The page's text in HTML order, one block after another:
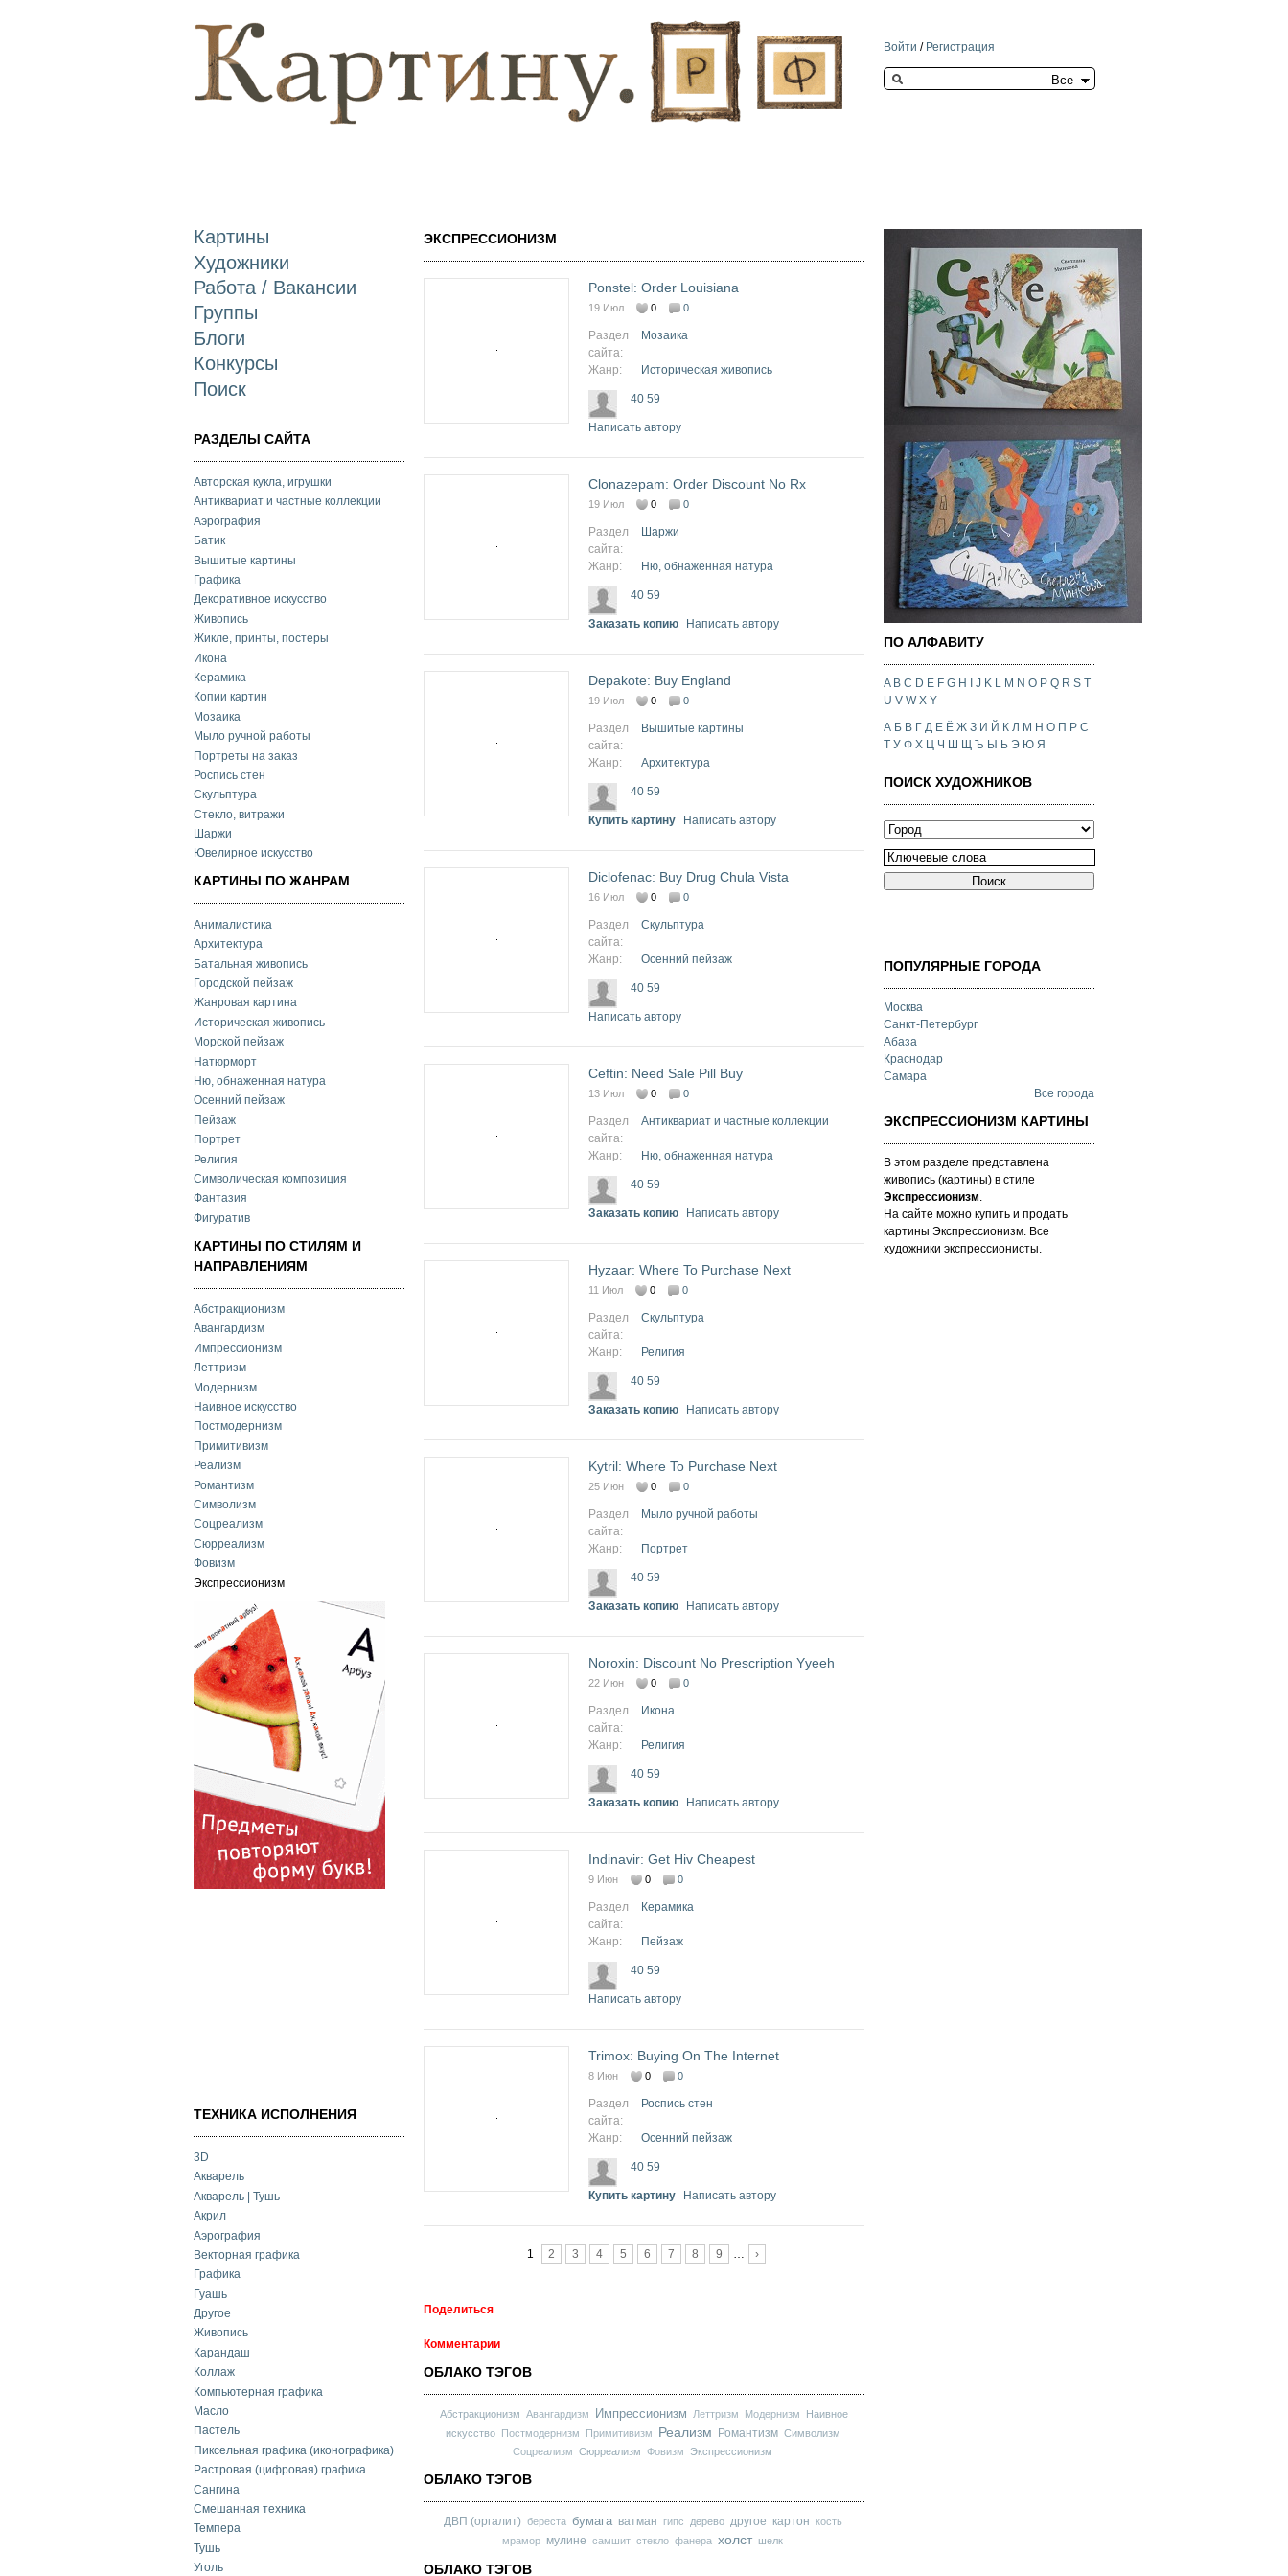
основному
содержанию
Войти / Регистрация
Search this site
Картины
Художники
Работа / Вакансии
Группы
Блоги
Конкурсы
Поиск
РАЗДЕЛЫ САЙТА
Авторская кукла, игрушки
Антиквариат и частные коллекции
Аэрография
Батик
Вышитые картины
Графика
Декоративное искусство
Живопись
Жикле, принты, постеры
Икона
Керамика
Копии картин
Мозаика
Мыло ручной работы
Портреты на заказ
Роспись стен
Скульптура
Стекло, витражи
Шаржи
Ювелирное искусство
КАРТИНЫ ПО ЖАНРАМ
Анималистика
Архитектура
Батальная живопись
Городской пейзаж
Жанровая картина
Историческая живопись
Морской пейзаж
Натюрморт
Ню, обнаженная натура
Осенний пейзаж
Пейзаж
Портрет
Религия
Символическая композиция
Фантазия
Фигуратив
КАРТИНЫ ПО СТИЛЯМ И
НАПРАВЛЕНИЯМ
Абстракционизм
Авангардизм
Импрессионизм
Леттризм
Модернизм
Наивное искусство
Постмодернизм
Примитивизм
Реализм
Романтизм
Символизм
Соцреализм
Сюрреализм
Фовизм
Экспрессионизм
ТЕХНИКА ИСПОЛНЕНИЯ
3D
Акварель
Акварель | Тушь
Акрил
Аэрография
Векторная графика
Графика
Гуашь
Другое
Живопись
Карандаш
Коллаж
Компьютерная графика
Масло
Пастель
Пиксельная графика (иконографика)
Растровая (цифровая) графика
Сангина
Смешанная техника
Темпера
Тушь
Уголь
ЭКСПРЕССИОНИЗМ
Ponstel: Order Louisiana
19 Июл 0 0
Раздел
сайта:
Мозаика
Жанр: Историческая живопись
40 59
Написать автору
Clonazepam: Order Discount No Rx
19 Июл 0 0
Раздел
сайта:
Шаржи
Жанр: Ню, обнаженная натура
40 59
Заказать копию Написать автору
Depakote: Buy England
19 Июл 0 0
Раздел
сайта:
Вышитые картины
Жанр: Архитектура
40 59
Купить картину Написать автору
Diclofenac: Buy Drug Chula Vista
16 Июл 0 0
Раздел
сайта:
Скульптура
Жанр: Осенний пейзаж
40 59
Написать автору
Ceftin: Need Sale Pill Buy
13 Июл 0 0
Раздел
сайта:
Антиквариат и частные коллекции
Жанр: Ню, обнаженная натура
40 59
Заказать копию Написать автору
Hyzaar: Where To Purchase Next
11 Июл 0 0
Раздел
сайта:
Скульптура
Жанр: Религия
40 59
Заказать копию Написать автору
Kytril: Where To Purchase Next
25 Июн 0 0
Раздел
сайта:
Мыло ручной работы
Жанр: Портрет
40 59
Заказать копию Написать автору
Noroxin: Discount No Prescription Yyeeh
22 Июн 0 0
Раздел
сайта:
Икона
Жанр: Религия
40 59
Заказать копию Написать автору
Indinavir: Get Hiv Cheapest
9 Июн 0 0
Раздел
сайта:
Керамика
Жанр: Пейзаж
40 59
Написать автору
Trimox: Buying On The Internet
8 Июн 0 0
Раздел
сайта:
Роспись стен
Жанр: Осенний пейзаж
40 59
Купить картину Написать автору
1 2 3 4 5 6 7 8 9 … ›
Поделиться
Комментарии
ОБЛАКО ТЭГОВ
Абстракционизм Авангардизм Импрессионизм Леттризм Модернизм
Наивное
искусство
Постмодернизм Примитивизм Реализм Романтизм Символизм
Соцреализм Сюрреализм Фовизм Экспрессионизм
ОБЛАКО ТЭГОВ
ДВП (оргалит) береста бумага ватман гипс дерево другое картон кость
мрамор мулине самшит стекло фанера холст шелк
ОБЛАКО ТЭГОВ
ПО АЛФАВИТУ
A B C D E F G H J K L M N O P Q R S T
U V W X Y
А Б В Г Д Е Ё Ж З И Й К Л М Н О П Р С
Т У Ф Х Ц Ч Ш Щ Ъ Ы Ь Э Ю Я
ПОИСК ХУДОЖНИКОВ
ПОПУЛЯРНЫЕ ГОРОДА
Москва
Санкт-Петербург
Абаза
Краснодар
Самара
Все города
ЭКСПРЕССИОНИЗМ КАРТИНЫ
В этом разделе представлена
живопись (картины) в стиле
Экспрессионизм.
На сайте можно купить и продать
картины Экспрессионизм. Все
художники экспрессионисты.